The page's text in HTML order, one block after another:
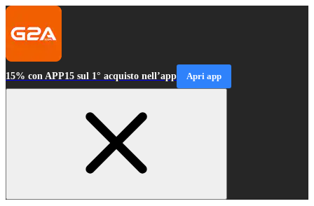
15% con APP15 sul 1° acquisto nell’app Apri app